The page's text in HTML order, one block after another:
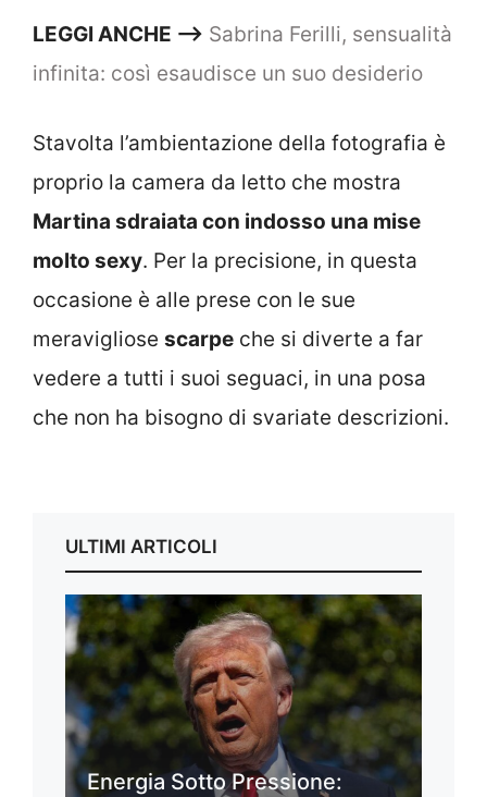
LEGGI ANCHE –> Sabrina Ferilli, sensualità
infinita: così esaudisce un suo desiderio
Stavolta l’ambientazione della fotografia è
proprio la camera da letto che mostra
Martina sdraiata con indosso una mise
molto sexy. Per la precisione, in questa
occasione è alle prese con le sue
meravigliose scarpe che si diverte a far
vedere a tutti i suoi seguaci, in una posa
che non ha bisogno di svariate descrizioni.
ULTIMI ARTICOLI
Energia Sotto Pressione: